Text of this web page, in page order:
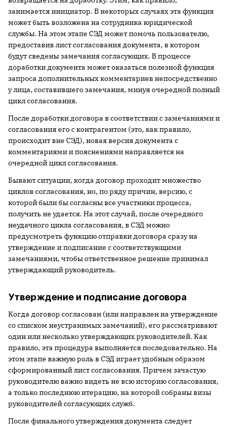
занимается инициатор. В некоторых случаях эта функция
может быть возложена на сотрудника юридической
службы. На этом этапе СЭД может помочь пользователю,
предоставив лист согласования документа, в котором
будут сведены замечания согласующих. В процессе
доработки документа может оказаться полезной функция
запроса дополнительных комментариев непосредственно
у лица, составившего замечания, минуя очередной полный
цикл согласования.
После доработки договора в соответствии с замечаниями и
согласования его с контрагентом (это, как правило,
происходит вне СЭД), новая версия документа с
комментариями и пояснениями направляется на
очередной цикл согласования.
Бывают ситуации, когда договор проходит множество
циклов согласования, но, по ряду причин, версию, с
которой были бы согласны все участники процесса,
получить не удается. На этот случай, после очередного
неудачного цикла согласования, в СЭД можно
предусмотреть функцию отправки договора сразу на
утверждение и подписание с соответствующими
замечаниями, чтобы ответственное решение принимал
утверждающий руководитель.
Утверждение и подписание договора
Когда договор согласован (или направлен на утверждение
со списком неустранимых замечаний), его рассматривают
один или несколько утверждающих руководителей. Как
правило, эта процедура выполняется последовательно. На
этом этапе важную роль в СЭД играет удобным образом
сформированный лист согласования. Причем зачастую
руководителю важно видеть не всю историю согласования,
а только последнюю итерацию, на которой собраны визы
руководителей согласующих служб.
После финального утверждения документа следует